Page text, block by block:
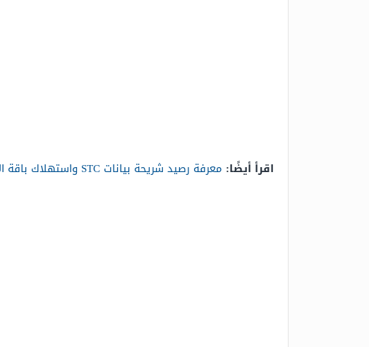
اقرأ أيضًا: معرفة رصيد شريحة بيانات STC واستهلاك باقة الإنترنت